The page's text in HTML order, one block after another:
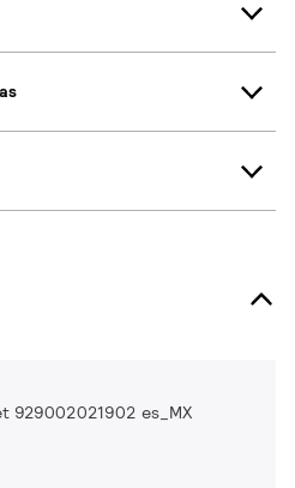
929002021902 es_MX